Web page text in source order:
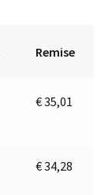
Remise
€35,01
€34,28